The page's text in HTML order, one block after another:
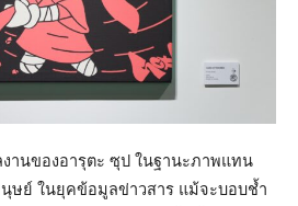
านของอารุตะ ซุป ในฐานะภาพแทน
ษย์ ในยุคข้อมูลข่าวสาร แม้จะบอบช้ำ